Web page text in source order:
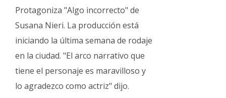
Protagoniza "Algo incorrecto" de
Susana Nieri. La producción está
iniciando la última semana de rodaje
en la ciudad. "El arco narrativo que
tiene el personaje es maravilloso y
lo agradezco como actriz" dijo.